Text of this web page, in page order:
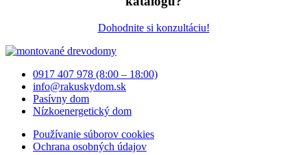
Dohodnite si konzultáciu!
0917 407 978 (8:00 – 18:00)
info@rakuskydom.sk
Pasívny dom
Nízkoenergetický dom
Používanie súborov cookies
Ochrana osobných údajov